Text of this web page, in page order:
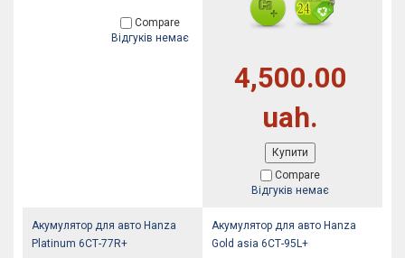
Compare
Відгуків немає
4,500.00
uah.
Купити
Compare
Відгуків немає
Акумулятор для авто Hanza
Platinum 6СТ-77R+
Акумулятор для авто Hanza
Gold asia 6СТ-95L+